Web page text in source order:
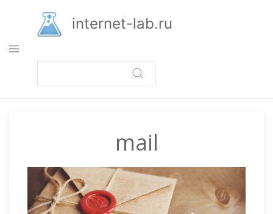
основному
содержанию
internet-lab.ru
mail